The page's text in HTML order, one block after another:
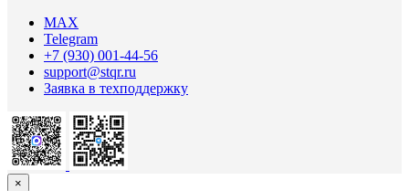
MAX
Telegram
+7 (930) 001-44-56
support@stqr.ru
Заявка в техподдержку
×